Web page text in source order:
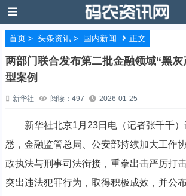
首页> 头条资讯> 国内新闻 正文
两部门联合发布第二批金融领域“黑
型案例
新华社 阅读：497 2026-01-25
新华社北京1月23日电（记者张千千）
悉，金融监管总局、公安部持续加大工作
政执法与刑事司法衔接，重拳出击严厉打
突出违法犯罪行为，取得积极成效，并公